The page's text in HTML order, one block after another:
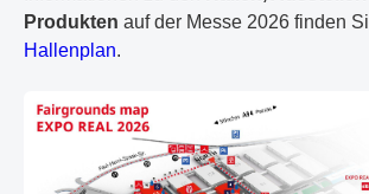
Produkten auf der Messe 2026 finden
Hallenplan.